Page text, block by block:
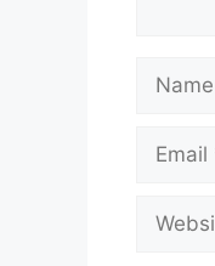
Name
Email
Website